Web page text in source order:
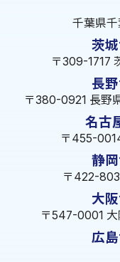
千葉県
茨
〒309-1717
長
〒380-0921 長野
名古
〒455-
静
〒422-
大
〒547-0001
広